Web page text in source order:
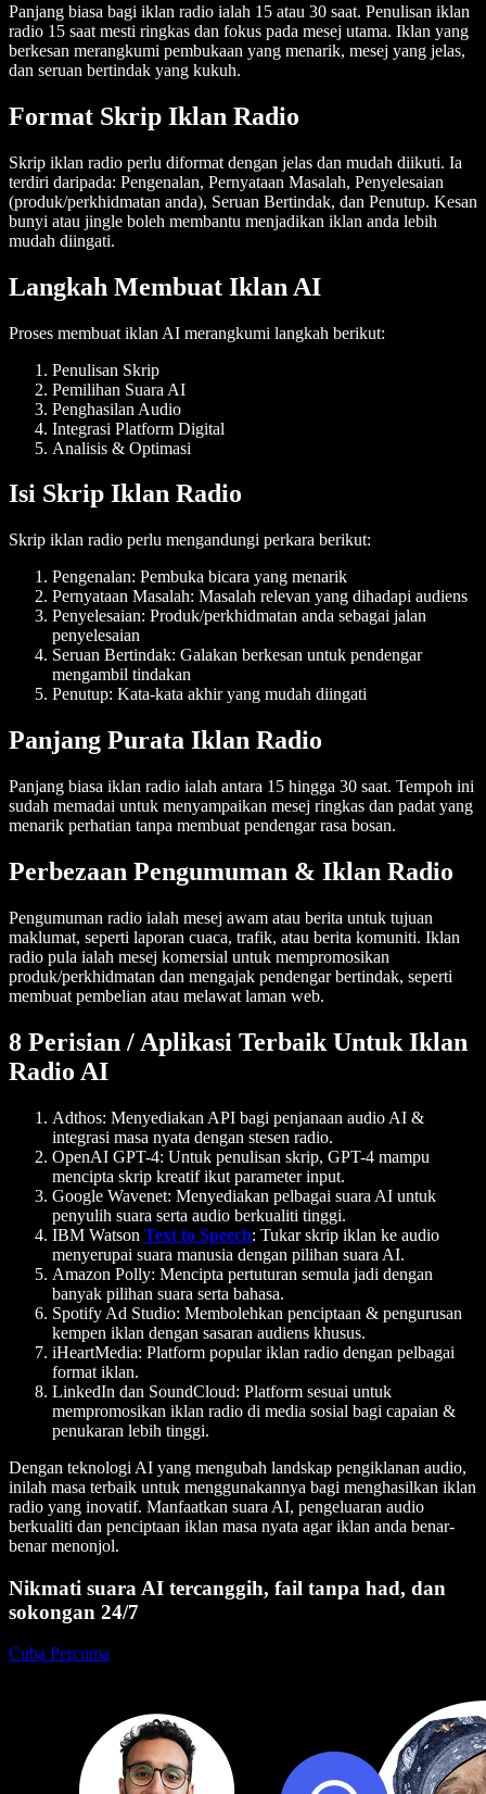
Panjang biasa bagi iklan radio ialah 15 atau 30 saat. Penulisan iklan
radio 15 saat mesti ringkas dan fokus pada mesej utama. Iklan yang
berkesan merangkumi pembukaan yang menarik, mesej yang jelas,
dan seruan bertindak yang kukuh.
Format Skrip Iklan Radio
Skrip iklan radio perlu diformat dengan jelas dan mudah diikuti. Ia
terdiri daripada: Pengenalan, Pernyataan Masalah, Penyelesaian
(produk/perkhidmatan anda), Seruan Bertindak, dan Penutup. Kesan
bunyi atau jingle boleh membantu menjadikan iklan anda lebih
mudah diingati.
Langkah Membuat Iklan AI
Proses membuat iklan AI merangkumi langkah berikut:
Penulisan Skrip
Pemilihan Suara AI
Penghasilan Audio
Integrasi Platform Digital
Analisis & Optimasi
Isi Skrip Iklan Radio
Skrip iklan radio perlu mengandungi perkara berikut:
Pengenalan: Pembuka bicara yang menarik
Pernyataan Masalah: Masalah relevan yang dihadapi audiens
Penyelesaian: Produk/perkhidmatan anda sebagai jalan
penyelesaian
Seruan Bertindak: Galakan berkesan untuk pendengar
mengambil tindakan
Penutup: Kata-kata akhir yang mudah diingati
Panjang Purata Iklan Radio
Panjang biasa iklan radio ialah antara 15 hingga 30 saat. Tempoh ini
sudah memadai untuk menyampaikan mesej ringkas dan padat yang
menarik perhatian tanpa membuat pendengar rasa bosan.
Perbezaan Pengumuman & Iklan Radio
Pengumuman radio ialah mesej awam atau berita untuk tujuan
maklumat, seperti laporan cuaca, trafik, atau berita komuniti. Iklan
radio pula ialah mesej komersial untuk mempromosikan
produk/perkhidmatan dan mengajak pendengar bertindak, seperti
membuat pembelian atau melawat laman web.
8 Perisian / Aplikasi Terbaik Untuk Iklan
Radio AI
Adthos: Menyediakan API bagi penjanaan audio AI &
integrasi masa nyata dengan stesen radio.
OpenAI GPT-4: Untuk penulisan skrip, GPT-4 mampu
mencipta skrip kreatif ikut parameter input.
Google Wavenet: Menyediakan pelbagai suara AI untuk
penyulih suara serta audio berkualiti tinggi.
IBM Watson Text to Speech: Tukar skrip iklan ke audio
menyerupai suara manusia dengan pilihan suara AI.
Amazon Polly: Mencipta pertuturan semula jadi dengan
banyak pilihan suara serta bahasa.
Spotify Ad Studio: Membolehkan penciptaan & pengurusan
kempen iklan dengan sasaran audiens khusus.
iHeartMedia: Platform popular iklan radio dengan pelbagai
format iklan.
LinkedIn dan SoundCloud: Platform sesuai untuk
mempromosikan iklan radio di media sosial bagi capaian &
penukaran lebih tinggi.
Dengan teknologi AI yang mengubah landskap pengiklanan audio,
inilah masa terbaik untuk menggunakannya bagi menghasilkan iklan
radio yang inovatif. Manfaatkan suara AI, pengeluaran audio
berkualiti dan penciptaan iklan masa nyata agar iklan anda benar-
benar menonjol.
Nikmati suara AI tercanggih, fail tanpa had, dan
sokongan 24/7
Cuba Percuma